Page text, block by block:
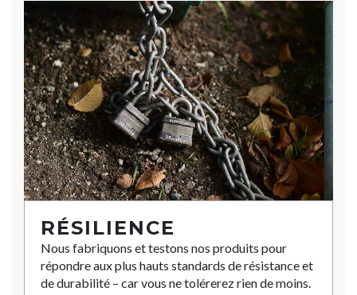
RÉSILIENCE
Nous fabriquons et testons nos produits pour
répondre aux plus hauts standards de résistance et
de durabilité – car vous ne tolérerez rien de moins.